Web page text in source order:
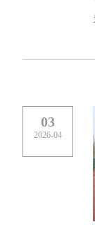
03
2026-04